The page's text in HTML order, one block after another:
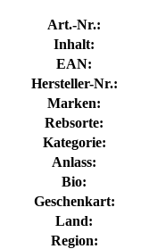
Art.-Nr.:
Inhalt:
EAN:
Hersteller-Nr.:
Marken:
Rebsorte:
Kategorie:
Anlass:
Bio:
Geschenkart:
Land:
Region: